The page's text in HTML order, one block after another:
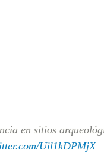
en sitios
Uil1kDPMjX